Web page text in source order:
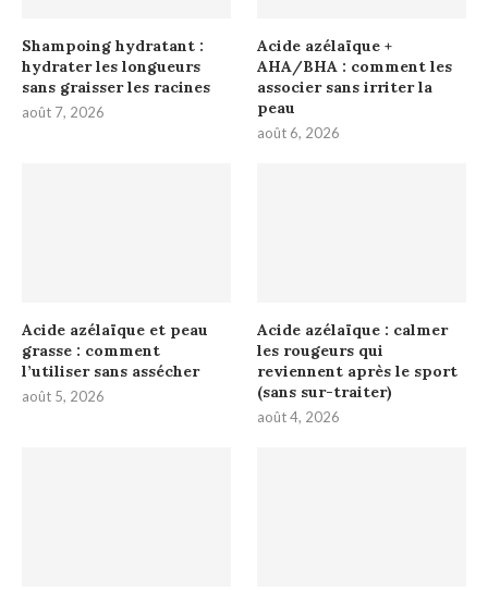
Shampoing hydratant :
hydrater les longueurs
sans graisser les racines
août 7, 2026
Acide azélaïque +
AHA/BHA : comment les
associer sans irriter la
peau
août 6, 2026
Acide azélaïque et peau
grasse : comment
l’utiliser sans assécher
août 5, 2026
Acide azélaïque : calmer
les rougeurs qui
reviennent après le sport
(sans sur-traiter)
août 4, 2026